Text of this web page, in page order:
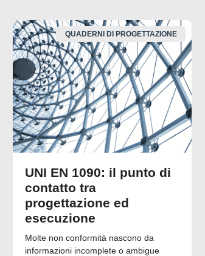
QUADERNI DI PROGETTAZIONE
UNI EN 1090: il punto di
contatto tra
progettazione ed
esecuzione
Molte non conformità nascono da
informazioni incomplete o ambigue